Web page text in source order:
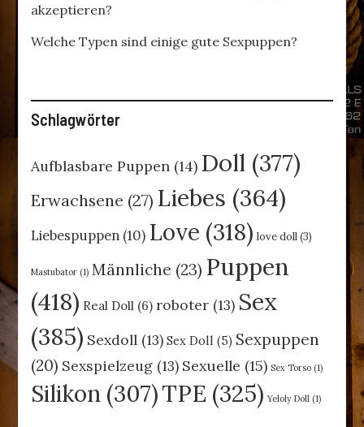
akzeptieren?
Welche Typen sind einige gute Sexpuppen?
Schlagwörter
Aufblasbare Puppen (14) Doll (377)
Erwachsene (27) Liebes (364)
Liebespuppen (10) Love (318) love doll(3)
Mastubator (1) Männliche (23) Puppen
(418) Real Doll (6) roboter (13) Sex
(385) Sexdoll (13) Sex Doll (5) Sexpuppen
(20) Sexspielzeug (13) Sexuelle (15) Sex Torso (1)
Silikon (307)TPE (325) Yeloly Doll (1)